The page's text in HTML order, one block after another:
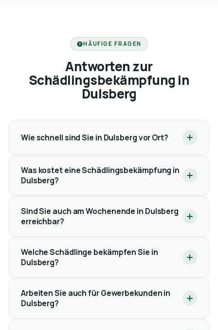
HÄUFIGE FRAGEN
Antworten zur
Schädlingsbekämpfung in
Dulsberg
Wie schnell sind Sie in Dulsberg vor Ort?
Was kostet eine Schädlingsbekämpfung in
Dulsberg?
Sind Sie auch am Wochenende in Dulsberg
erreichbar?
Welche Schädlinge bekämpfen Sie in
Dulsberg?
Arbeiten Sie auch für Gewerbekunden in
Dulsberg?